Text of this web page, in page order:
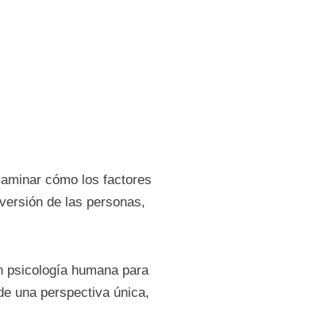
cómo los factores
de las personas,
humana para
una perspectiva única,